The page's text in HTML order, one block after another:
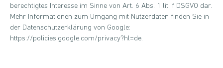
berechtigtes Interesse im Sinne von Art. 6 Abs. 1 lit. f DSGVO dar.
Mehr Informationen zum Umgang mit Nutzerdaten finden Sie in
der Datenschutzerklärung von Google:
https://policies.google.com/privacy?hl=de.